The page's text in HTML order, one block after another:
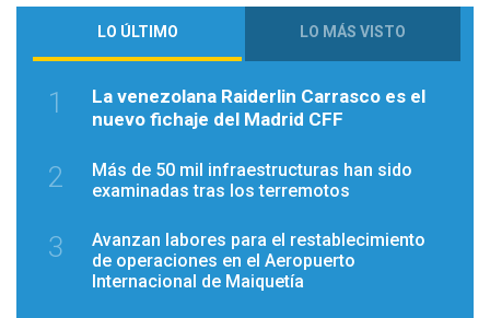
LO ÚLTIMO LO MÁS VISTO
1
La venezolana Raiderlin Carrasco es el
nuevo fichaje del Madrid CFF
2
Más de 50 mil infraestructuras han sido
examinadas tras los terremotos
3
Avanzan labores para el restablecimiento
de operaciones en el Aeropuerto
Internacional de Maiquetía